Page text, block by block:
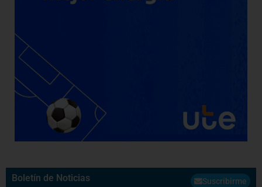
Boletín de Noticias Suscribirme